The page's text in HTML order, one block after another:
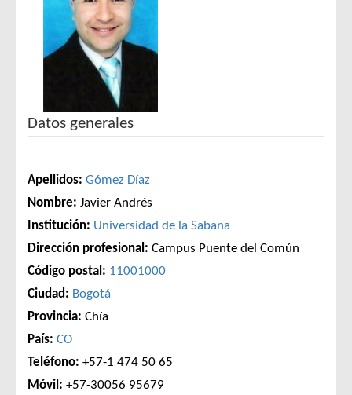
Datos generales
Apellidos: Gómez Díaz
Nombre:
Javier Andrés
Institución: Universidad de la Sabana
Dirección profesional: Campus Puente del Común
Código postal: 11001000
Ciudad: Bogotá
Provincia: Chía
País: CO
Teléfono: +57-1 474 50 65
Móvil: +57-30056 95679